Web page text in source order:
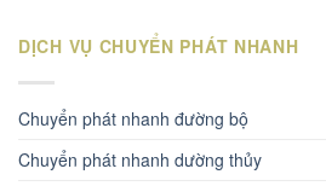
DỊCH VỤ CHUYỂN PHÁT NHANH
Chuyển phát nhanh đường bộ
Chuyển phát nhanh dường thủy